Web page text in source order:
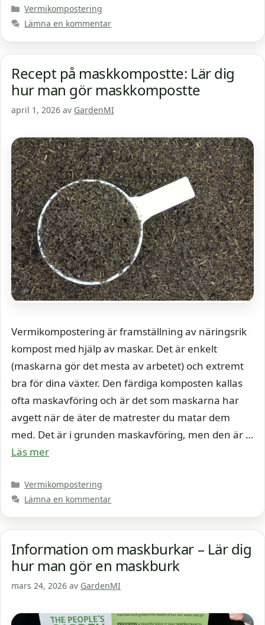
Kategorier
Vermikompostering
Lämna en kommentar
Recept på maskkompostte: Lär dig
hur man gör maskkompostte
april 1, 2026 av GardenMI
Vermikompostering är framställning av näringsrik
kompost med hjälp av maskar. Det är enkelt
(maskarna gör det mesta av arbetet) och extremt
bra för dina växter. Den färdiga komposten kallas
ofta maskavföring och är det som maskarna har
avgett när de äter de matrester du matar dem
med. Det är i grunden maskavföring, men den är …
Läs mer
Kategorier
Vermikompostering
Lämna en kommentar
Information om maskburkar – Lär dig
hur man gör en maskburk
mars 24, 2026 av GardenMI